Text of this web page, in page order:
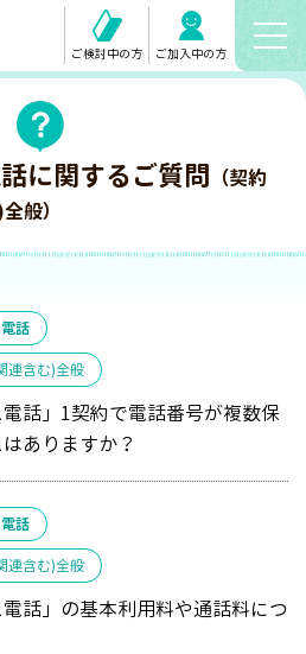
ご検討中の方 ご加入中の方
に関するご質問 （契約
般）
話
連含む)全般
電話」1契約で電話番号が複数保
ありますか？
話
連含む)全般
電話」の基本利用料や通話料につ